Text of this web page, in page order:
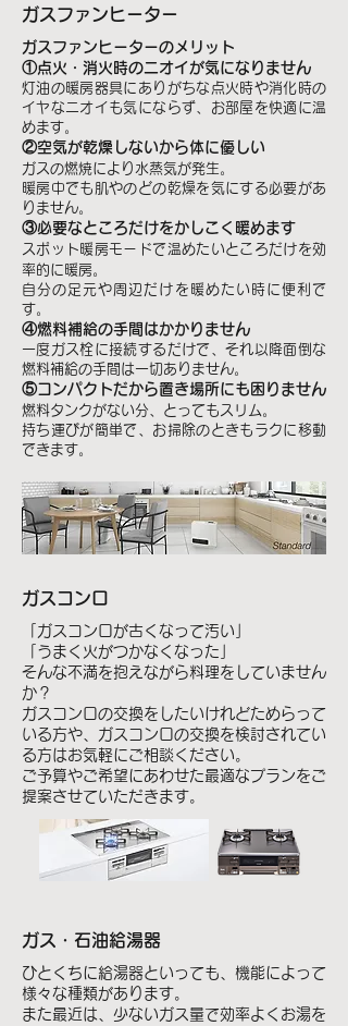
ガスファンヒーター
ガスファンヒーターのメリット
①点火・消火時のニオイが気になりません
灯油の暖房器具にありがちな点火時や消化時の
イヤなニオイも気にならず、お部屋を快適に温
めます。
②空気が乾燥しないから体に優しい
ガスの燃焼により水蒸気が発生。
暖房中でも肌やのどの乾燥を気にする必要があ
りません。
③必要なところだけをかしこく暖めます
スポット暖房モードで温めたいところだけを効
率的に暖房。
自分の足元や周辺だけを暖めたい時に便利で
す。
④燃料補給の手間はかかりません
一度ガス栓に接続するだけで、それ以降面倒な
燃料補給の手間は一切ありません。
⑤コンパクトだから置き場所にも困りません
燃料タンクがない分、とってもスリム。
持ち運びが簡単で、お掃除のときもラクに移動
できます。
ガスコンロ
「ガスコンロが古くなって汚い」
「うまく火がつかなくなった」
そんな不満を抱えながら料理をしていません
か？
ガスコンロの交換をしたいけれどためらって
いる方や、ガスコンロの交換を検討されてい
る方はお気軽にご相談ください。
ご予算やご希望にあわせた最適なプランをご
提案させていただきます。
ガス・石油給湯器
ひとくちに給湯器といっても、機能によって
様々な種類があります。
また最近は、少ないガス量で効率よくお湯を